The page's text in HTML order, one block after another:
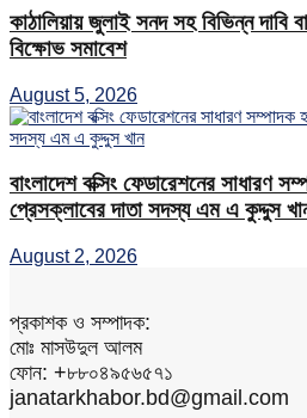
কাঠালিয়ায় জুলাই সনদ সহ বিভিন্ন দাবি
বিক্ষোভ সমাবেশ
August 5, 2026
বাংলাদেশ বক্সিং ফেডারেশনের সাধারণ
প্রেসক্লাবের দাতা সদস্য এম এ কুদ্দুস
August 2, 2026
প্রকাশক ও সম্পাদক:
মোঃ মাসউদুল আলম
ফোন: +৮৮০৪৯৫৬৫৭১
janatarkhabor.bd@gmail.com